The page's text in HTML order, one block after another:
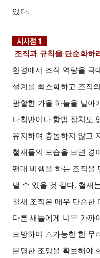
있다.
조직과 규칙을 단순화하
환경에서 조직 역량을 극
설계를 최소화하고 조직
광활한 가을 하늘을 날아
나침반이나 항법 장치도
유지하며 충돌하지 않고
철새들의 모습을 보면 경
편대 비행을 하는 조직을
낼 수 있을 것 같다. 철새
철새 조직은 매우 단순한
다른 새들에게 너무 가
모방하며 △가능한 한 무
분명한 조망을 확보해야